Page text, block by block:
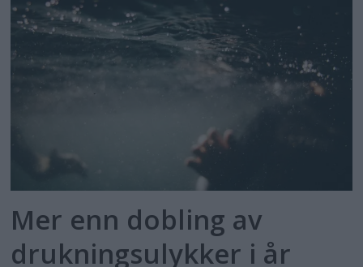
Mer enn dobling av
drukningsulykker i år